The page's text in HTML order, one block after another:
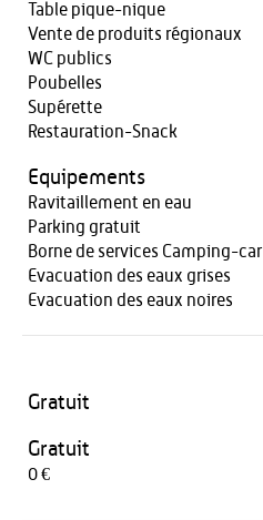
Table pique-nique
Vente de produits régionaux
WC publics
Poubelles
Supérette
Restauration-Snack
Equipements
Ravitaillement en eau
Parking gratuit
Borne de services Camping-car
Evacuation des eaux grises
Evacuation des eaux noires
Gratuit
Gratuit
0 €